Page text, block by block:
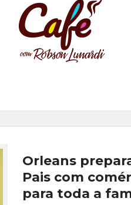
Orleans
Pais com
para toda a